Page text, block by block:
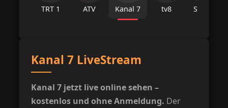
TRT 1 ATV Kanal 7 tv8 Star Tv
Kanal 7 LiveStream
Kanal 7 jetzt live online sehen –
kostenlos und ohne Anmeldung. Der